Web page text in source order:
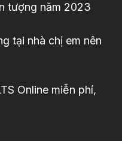
tượng năm 2023
tại nhà chị em nên
Online miễn phí,